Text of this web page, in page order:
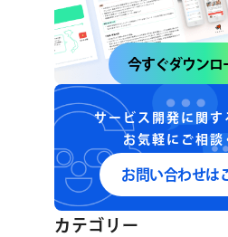
今すぐダウンロ
サービス開発に関
お気軽にご相
お問い合わせは
カテゴリー